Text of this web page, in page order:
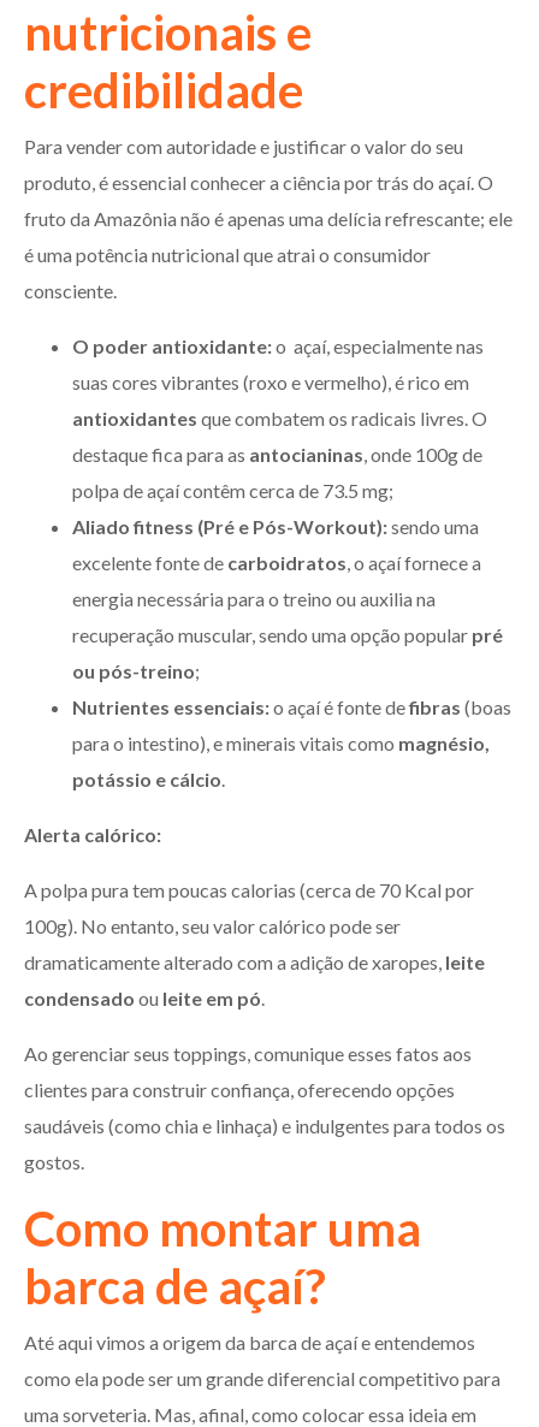
nutricionais e
credibilidade
Para vender com autoridade e justificar o valor do seu
produto, é essencial conhecer a ciência por trás do açaí. O
fruto da Amazônia não é apenas uma delícia refrescante; ele
é uma potência nutricional que atrai o consumidor
consciente.
O poder antioxidante:o açaí, especialmente nas
suas cores vibrantes (roxo e vermelho), é rico em
antioxidantes que combatem os radicais livres. O
destaque fica para as antocianinas , onde 100g de
polpa de açaí contêm cerca de 73.5 mg;
Aliado fitness (Pré e Pós-Workout):sendo uma
excelente fonte de carboidratos , o açaí fornece a
energia necessária para o treino ou auxilia na
recuperação muscular, sendo uma opção popular pré
ou pós-treino;
Nutrientes essenciais:o açaí é fonte defibras (boas
para o intestino), e minerais vitais como magnésio,
potássio e cálcio
Alerta calórico:
A polpa pura tem poucas calorias (cerca de 70 Kcal por
100g). No entanto, seu valor calórico pode ser
dramaticamente alterado com a adição de xaropes, leite
condensado ou leite em pó
Ao gerenciar seus toppings, comunique esses fatos aos
clientes para construir confiança, oferecendo opções
saudáveis (como chia e linhaça) e indulgentes para todos os
gostos.
Como montar uma
barca de açaí?
Até aqui vimos a origem da barca de açaí e entendemos
como ela pode ser um grande diferencial competitivo para
uma sorveteria. Mas, afinal, como colocar essa ideia em